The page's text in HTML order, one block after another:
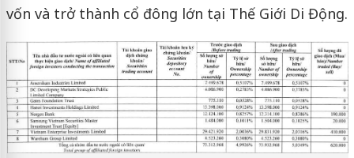
vốn và trở thành cổ đông lớn tại Thế Giới Di Động.